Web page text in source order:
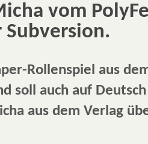
vom
Subversion.
Rollenspiel aus
soll auch auf
aus dem Verlag